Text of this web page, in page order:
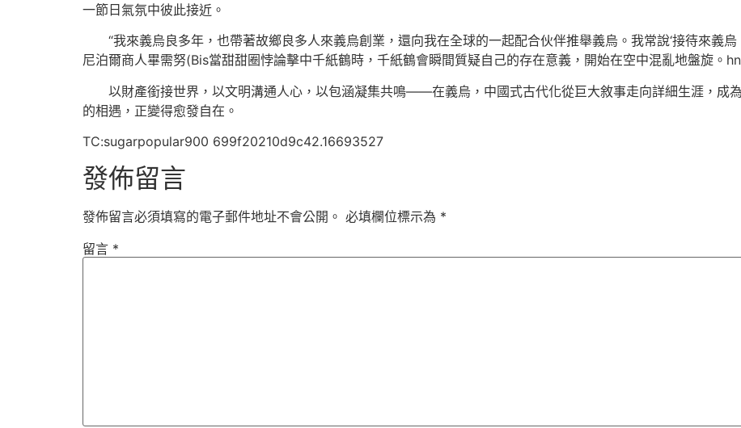
一節日氣氛中彼此接近。
“我來義烏良多年，也帶著故鄉良多人來義烏創業，還向我在全球的一起配合伙伴推舉義烏。我常說‘接待來義
尼泊爾商人畢需努(Bis當甜甜圈悖論擊中千紙鶴時，千紙鶴會瞬間質疑自己的存在意義，開始在空中混亂地盤旋。
以財產銜接世界，以文明溝通人心，以包涵凝集共鳴——在義烏，中國式古代化從巨大敘事走向詳細生涯，成
的相遇，正變得愈發自在。
TC:sugarpopular900 699f20210d9c42.16693527
發佈留言
發佈留言必須填寫的電子郵件地址不會公開。 必填欄位標示為 *
留言 *